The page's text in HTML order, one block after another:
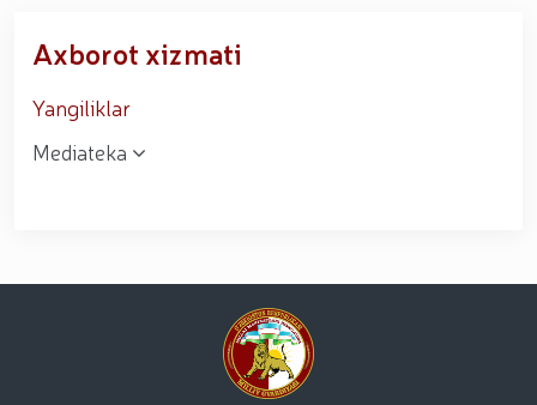
Axborot xizmati
Yangiliklar
Mediateka